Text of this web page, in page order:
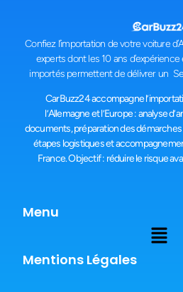
Confiez l’importation de votre voiture
experts dont les 10 ans
importés permettent de délivrer un
CarBuzz24 accompagne
l’Allemagne et l’Europe : analyse
documents, préparation des
étapes logistiques et
France. Objectif : réduire le risque
Menu
Mentions Légales